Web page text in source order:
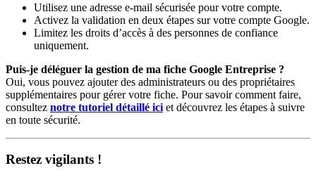
Utilisez une adresse e-mail sécurisée pour votre compte.
Activez la validation en deux étapes sur votre compte Google.
Limitez les droits d’accès à des personnes de confiance
uniquement.
Puis-je déléguer la gestion de ma fiche Google Entreprise ?
Oui, vous pouvez ajouter des administrateurs ou des propriétaires
supplémentaires pour gérer votre fiche. Pour savoir comment faire,
consultez notre tutoriel détaillé ici et découvrez les étapes à suivre
en toute sécurité.
Restez vigilants !